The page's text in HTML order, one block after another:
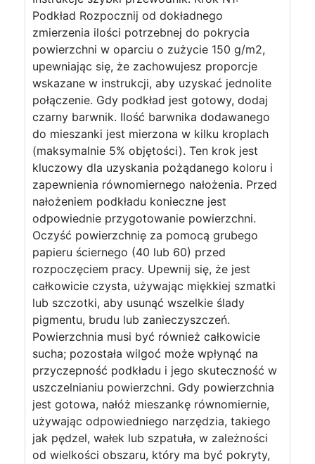
Podkład Rozpocznij od dokładnego
zmierzenia ilości potrzebnej do pokrycia
powierzchni w oparciu o zużycie 150 g/m2,
upewniając się, że zachowujesz proporcje
wskazane w instrukcji, aby uzyskać jednolite
połączenie. Gdy podkład jest gotowy, dodaj
czarny barwnik. Ilość barwnika dodawanego
do mieszanki jest mierzona w kilku kroplach
(maksymalnie 5% objętości). Ten krok jest
kluczowy dla uzyskania pożądanego koloru i
zapewnienia równomiernego nałożenia. Przed
nałożeniem podkładu konieczne jest
odpowiednie przygotowanie powierzchni.
Oczyść powierzchnię za pomocą grubego
papieru ściernego (40 lub 60) przed
rozpoczęciem pracy. Upewnij się, że jest
całkowicie czysta, używając miękkiej szmatki
lub szczotki, aby usunąć wszelkie ślady
pigmentu, brudu lub zanieczyszczeń.
Powierzchnia musi być również całkowicie
sucha; pozostała wilgoć może wpłynąć na
przyczepność podkładu i jego skuteczność w
uszczelnianiu powierzchni. Gdy powierzchnia
jest gotowa, nałóż mieszankę równomiernie,
używając odpowiedniego narzędzia, takiego
jak pędzel, wałek lub szpatuła, w zależności
od wielkości obszaru, który ma być pokryty,